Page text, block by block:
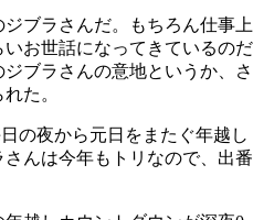
ブラさんだ。もちろん仕事上
お世話になってきているのだ
ブラさんの意地というか、さ
た。
の夜から元日をまたぐ年越し
んは今年もトリなので、出番